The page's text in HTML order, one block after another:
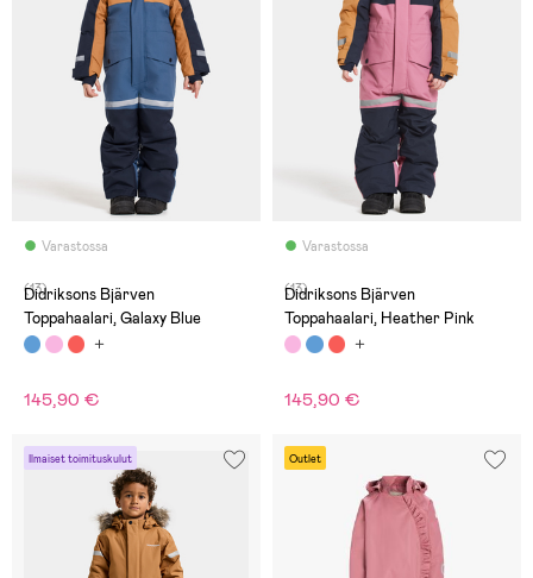
Varastossa
(13)
Didriksons Bjärven
Toppahaalari, Galaxy Blue
145,90 €
Varastossa
(13)
Didriksons Bjärven
Toppahaalari, Heather Pink
145,90 €
Ilmaiset toimituskulut Outlet